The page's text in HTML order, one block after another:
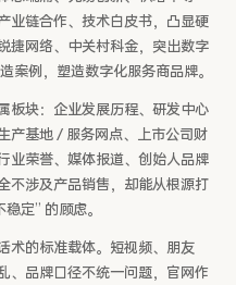
业链合作、技术白皮书，凸显硬
捷网络、中关村科金，突出数字
案例，塑造数字化服务商品牌。
板块：企业发展历程、研发中心
产基地 / 服务网点、上市公司财
业荣誉、媒体报道、创始人品牌
不涉及产品销售，却能从根源打
定” 的顾虑。
术的标准载体。短视频、朋友
、品牌口径不统一问题，官网作